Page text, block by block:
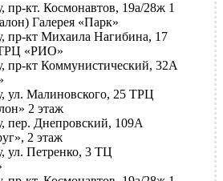
пр-кт. Космонавтов, 19а/28ж 1
Галерея «Парк»
пр-кт Михаила Нагибина, 17
«РИО»
пр-кт Коммунистический, 32А
ул. Малиновского, 25 ТРЦ
2 этаж
пер. Днепровский, 109А
2 этаж
ул. Петренко, 3 ТЦ